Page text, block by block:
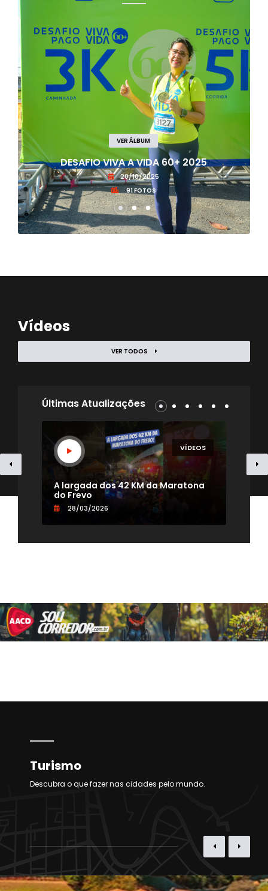
VER ÁLBUM
DESAFIO VIVA A VIDA 60+ 2025
20/10/2025
91 FOTOS
Vídeos
VER TODOS
Últimas Atualizações
A largada dos 42 KM da Maratona
do Frevo
28/03/2026
VÍDEOS
Turismo
Descubra o que fazer nas cidades pelo mundo.